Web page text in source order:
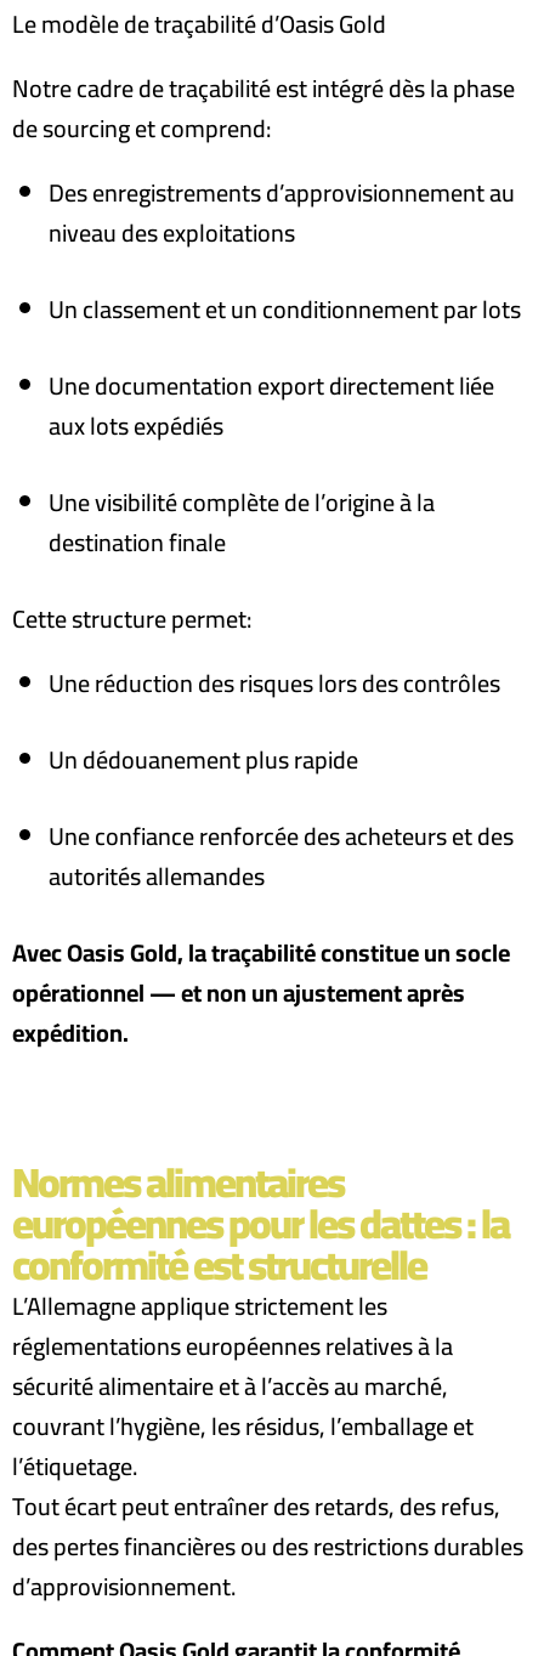
Le modèle de traçabilité d’Oasis Gold
Notre cadre de traçabilité est intégré dès la phase
de sourcing et comprend:
Des enregistrements d’approvisionnement au
niveau des exploitations
Un classement et un conditionnement par lots
Une documentation export directement liée
aux lots expédiés
Une visibilité complète de l’origine à la
destination finale
Cette structure permet:
Une réduction des risques lors des contrôles
Un dédouanement plus rapide
Une confiance renforcée des acheteurs et des
autorités allemandes
Avec Oasis Gold, la traçabilité constitue un socle
opérationnel — et non un ajustement après
expédition.
Normes alimentaires
européennes pour les dattes : la
conformité est structurelle
L’Allemagne applique strictement les
réglementations européennes relatives à la
sécurité alimentaire et à l’accès au marché,
couvrant l’hygiène, les résidus, l’emballage et
l’étiquetage.
Tout écart peut entraîner des retards, des refus,
des pertes financières ou des restrictions durables
d’approvisionnement.